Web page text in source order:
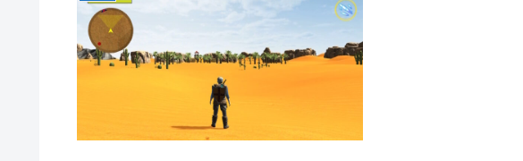
Switch2版『モンハンワイルズ』の動作環境が判明！
連合のモルモット部隊の部隊長になりました 第45話
メトロイドプライム4 新品が2999円に…
【デレマス】 橘ありす「あなたの瞳には」
『ほの暮しの庭』パケ版初週売上、Switch2版「21965本」Switch版「12458本」
百合子「隣に座る貴女」【ミリマス】